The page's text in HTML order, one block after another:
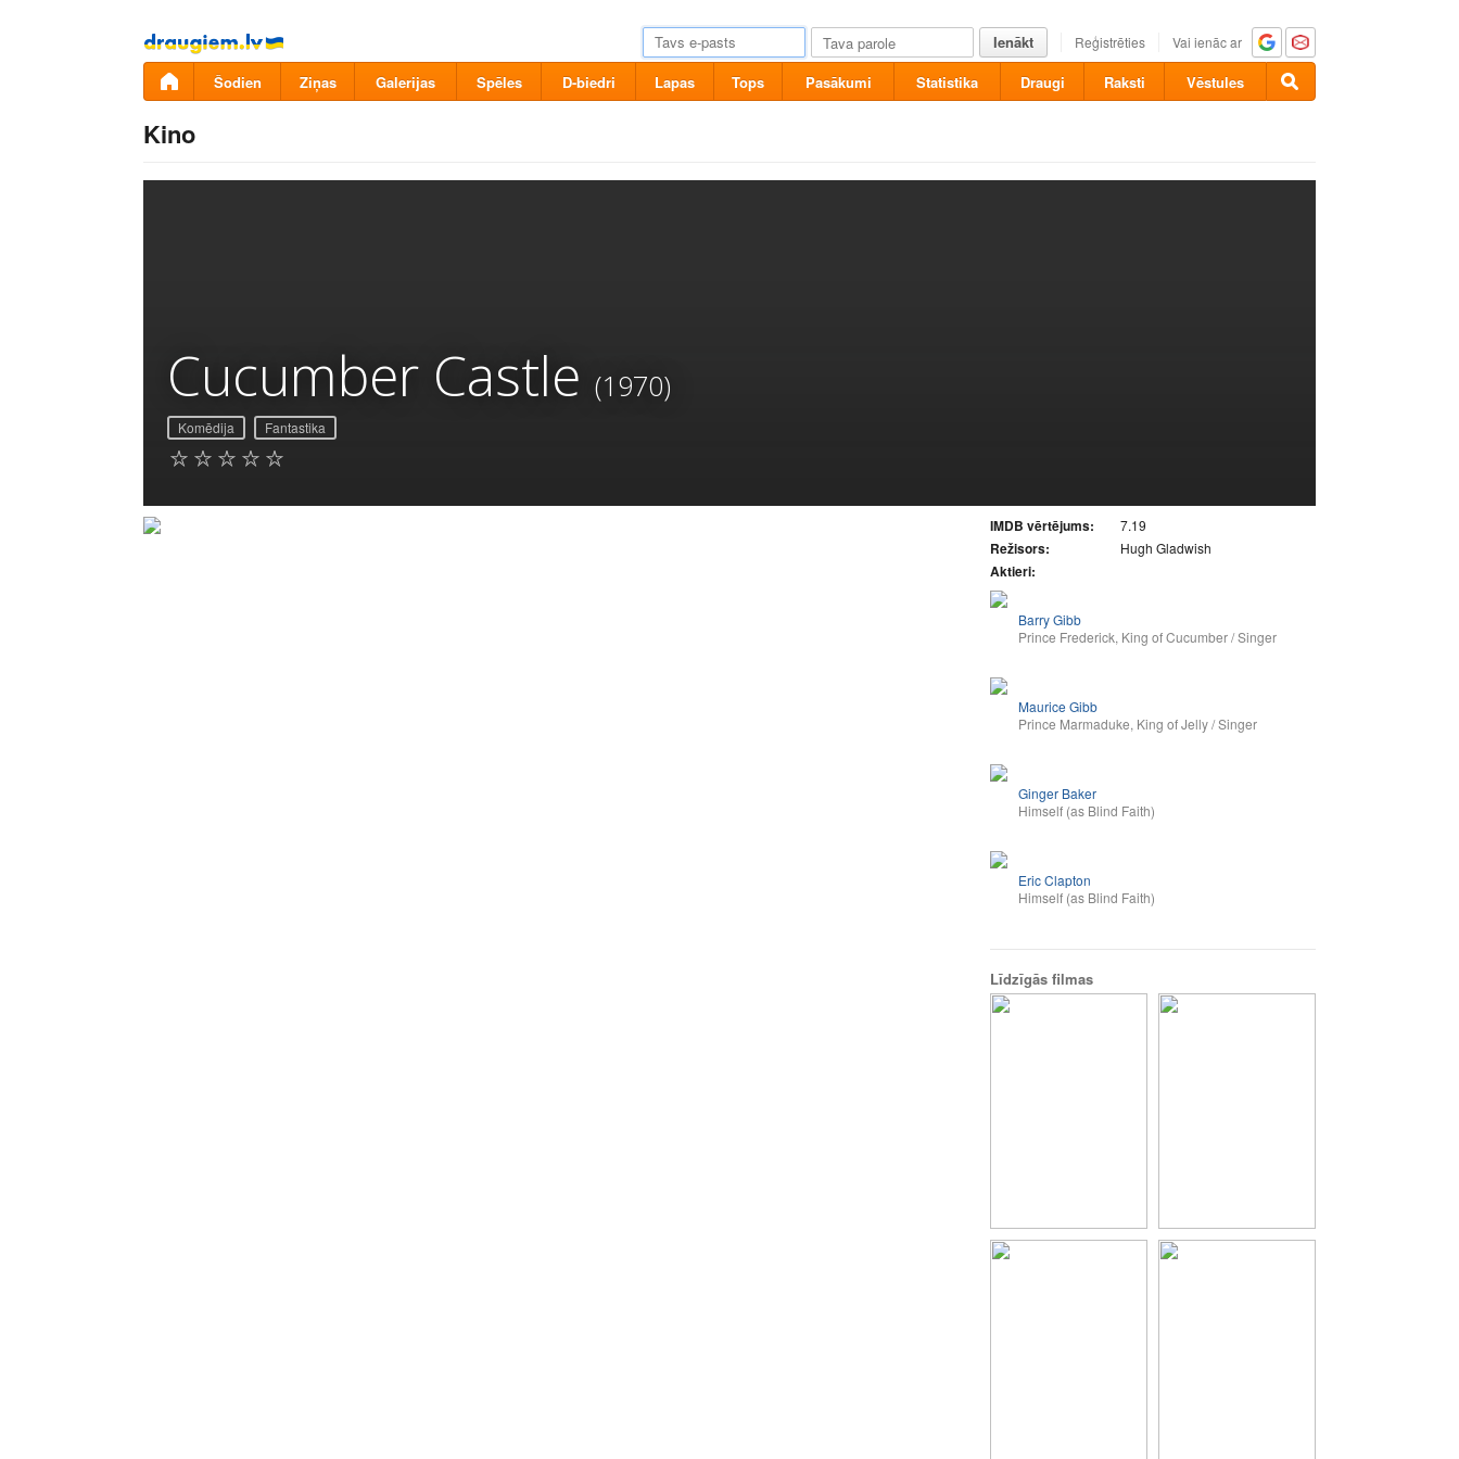
Pāriet
uz
saturu
Ienākt Reģistrēties Vai ienāc ar
Šodien Ziņas Galerijas Spēles D-biedri Lapas Tops Pasākumi Statistika Draugi Raksti Vēstules
Kino
Cucumber Castle (1970)
Komēdija Fantastika
IMDB vērtējums: 7.19
Režisors: Hugh Gladwish
Aktieri:
Barry Gibb
Prince Frederick, King of Cucumber / Singer
Maurice Gibb
Prince Marmaduke, King of Jelly / Singer
Ginger Baker
Himself (as Blind Faith)
Eric Clapton
Himself (as Blind Faith)
Līdzīgās filmas